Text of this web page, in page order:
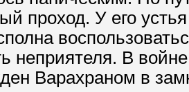
проход. У его
неприятеля. В
Варахраном в